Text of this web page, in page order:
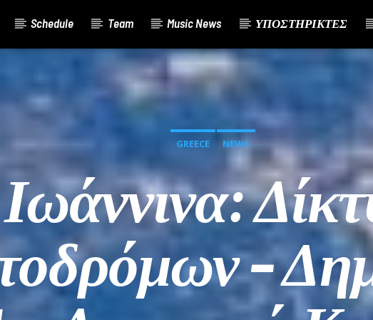
Schedule Team Music News ΥΠΟΣΤΗΡΙΚΤΕΣ
GREECE NEWS
Ιωάννινα:
–